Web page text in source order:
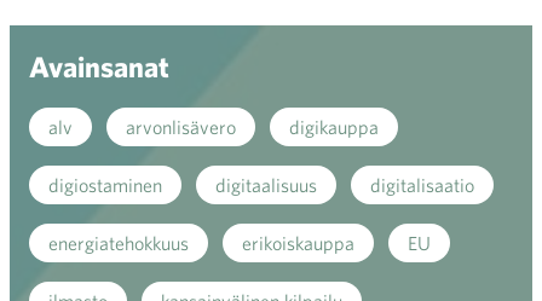
Avainsanat
alv arvonlisävero digikauppa
digiostaminen digitaalisuus digitalisaatio
energiatehokkuus erikoiskauppa EU